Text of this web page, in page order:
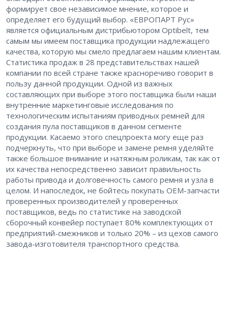
формирует свое независимое мнение, которое и
определяет его будущий выбор. «ЕВРОПАРТ Рус»
является официальным дистрибьютором Optibelt, тем
самым мы имеем поставщика продукции надлежащего
качества, которую мы смело предлагаем нашим клиентам.
Статистика продаж в 28 представительствах нашей
компании по всей стране также красноречиво говорит в
пользу данной продукции. Одной из важных
составляющих при выборе этого поставщика были наши
внутренние маркетинговые исследования по
технологическим испытаниям приводных ремней для
создания пула поставщиков в данном сегменте
продукции. Касаемо этого спецпроекта могу еще раз
подчеркнуть, что при выборе и замене ремня уделяйте
также большое внимание и натяжным роликам, так как от
их качества непосредственно зависит правильность
работы привода и долговечность самого ремня и узла в
целом. И напоследок, не бойтесь покупать OEM-запчасти
проверенных производителей у проверенных
поставщиков, ведь по статистике на заводской
сборочный конвейер поступает 80% комплектующих от
предприятий-смежников и только 20% – из цехов самого
завода-изготовителя транспортного средства.